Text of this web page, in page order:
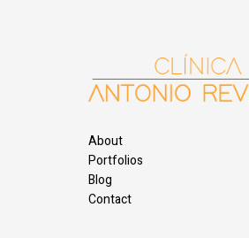
About
Portfolios
Blog
Contact